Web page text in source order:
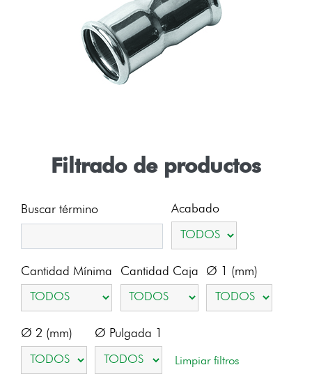
Filtrado de productos
Buscar término Acabado
Cantidad Mínima Cantidad Caja Ø 1 (mm)
Ø 2 (mm) Ø Pulgada 1